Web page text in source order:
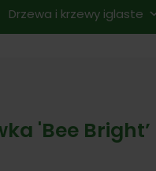
Drzewa i krzewy iglaste
'Bee Bright’